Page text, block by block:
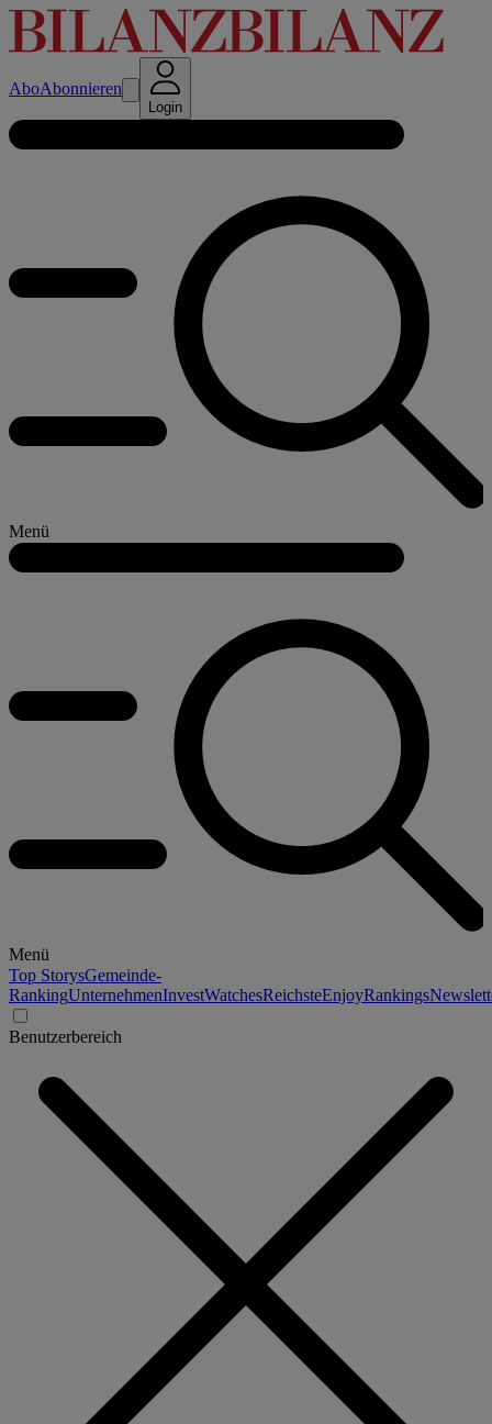
AboAbonnieren
Login
Menü
Menü
Top StorysGemeinde-
RankingUnternehmenInvestWatchesReichsteEnjoyRankings
Benutzerbereich